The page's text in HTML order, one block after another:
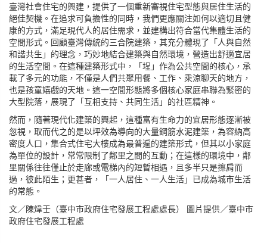
臺灣社會住宅的興建，提供了一個重新審視住宅型態與居住生活的
絕佳契機。在追求可負擔性的同時，我們更應關注如何以適切且健
康的方式，滿足現代人的居住需求，並建構出符合當代集體生活的
空間形式。回顧臺灣傳統的三合院建築，其充分體現了「人與自然
和諧共生」的理念，巧妙地結合建築與自然環境，營造出舒適宜居
的生活空間。在這種建築形式中，「埕」作為公共空間的核心，承
載了多元的功能，不僅是人們共聚用餐、工作、乘涼聊天的地方，
也是孩童嬉戲的天地。這一空間形態將多個核心家庭串聯為緊密的
大型院落，展現了「互相支持、共同生活」的社區精神。
然而，隨著現代化建築的興起，這種富有生命力的宜居形態逐漸被
忽視，取而代之的是以坪效為導向的大量鋼筋水泥建築，為容納高
密度人口，集合式住宅大樓成為最普遍的建築形式，但其以小家庭
為單位的設計，常常限制了鄰里之間的互動；在這樣的環境中，鄰
里關係往往僅止於走廊或電梯內的短暫相遇，且多半只是擦肩而
過，彼此陌生；更甚者，「一人居住、一人生活」已成為城市生活
的常態。
文／陳煒壬（臺中市政府住宅發展工程處處長） 圖片提供／臺中市
政府住宅發展工程處